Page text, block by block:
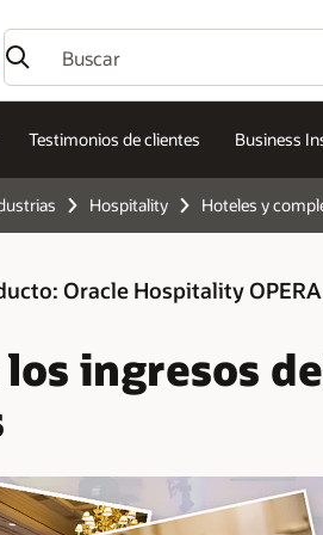
Testimonios de clientes Business
Hospitality Hoteles y
Oracle Hospitality
ingresos